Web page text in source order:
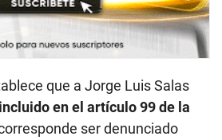
que a Jorge Luis Salas
en el artículo 99 de la
ser denunciado